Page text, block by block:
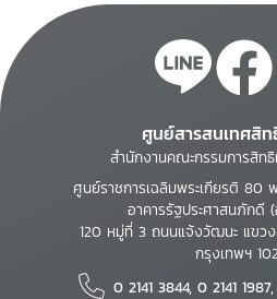
ศูนย์สารสนเทศสิ
สำนักงานคณะกรรมการสิท
ศูนย์ราชการเฉลิมพระเกียรติ 80
อาคารรัฐประศาสนภักดี
120 หมู่ที่ 3 ถนนแจ้งวัฒนะ แขว
กรุงเทพฯ
0 2141 3844, 0 2141